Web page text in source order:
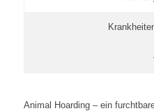
Animal Hoarding – ein